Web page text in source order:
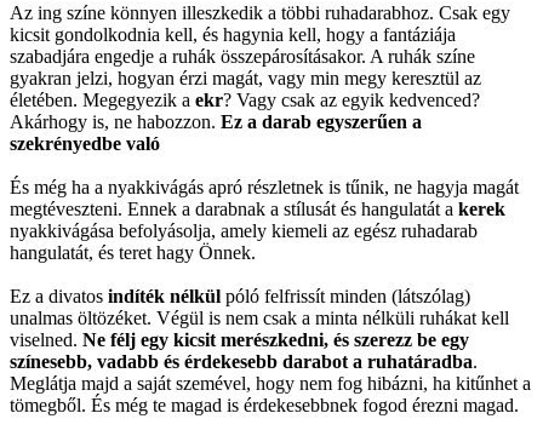
Az ing színe könnyen illeszkedik a többi ruhadarabhoz. Csak egy
kicsit gondolkodnia kell, és hagynia kell, hogy a fantáziája
szabadjára engedje a ruhák összepárosításakor. A ruhák színe
gyakran jelzi, hogyan érzi magát, vagy min megy keresztül az
életében. Megegyezik a ekr? Vagy csak az egyik kedvenced?
Akárhogy is, ne habozzon. Ez a darab egyszerűen a
szekrényedbe való
És még ha a nyakkivágás apró részletnek is tűnik, ne hagyja magát
megtéveszteni. Ennek a darabnak a stílusát és hangulatát a kerek
nyakkivágása befolyásolja, amely kiemeli az egész ruhadarab
hangulatát, és teret hagy Önnek.
Ez a divatos indíték nélkül póló felfrissít minden (látszólag)
unalmas öltözéket. Végül is nem csak a minta nélküli ruhákat kell
viselned. Ne félj egy kicsit merészkedni, és szerezz be egy
színesebb, vadabb és érdekesebb darabot a ruhatáradba.
Meglátja majd a saját szemével, hogy nem fog hibázni, ha kitűnhet a
tömegből. És még te magad is érdekesebbnek fogod érezni magad.